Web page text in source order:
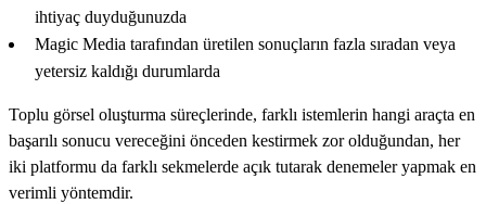
ihtiyaç duyduğunuzda
Magic Media tarafından üretilen sonuçların fazla sıradan veya
yetersiz kaldığı durumlarda
Toplu görsel oluşturma süreçlerinde, farklı istemlerin hangi araçta en
başarılı sonucu vereceğini önceden kestirmek zor olduğundan, her
iki platformu da farklı sekmelerde açık tutarak denemeler yapmak en
verimli yöntemdir.